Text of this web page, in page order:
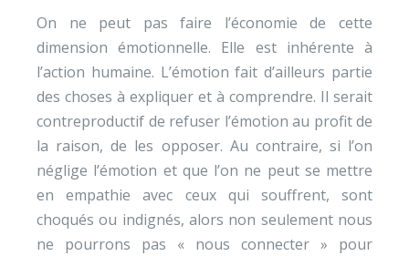
On ne peut pas faire l’économie de cette
dimension émotionnelle. Elle est inhérente à
l’action humaine. L’émotion fait d’ailleurs partie
des choses à expliquer et à comprendre. Il serait
contreproductif de refuser l’émotion au profit de
la raison, de les opposer. Au contraire, si l’on
néglige l’émotion et que l’on ne peut se mettre
en empathie avec ceux qui souffrent, sont
choqués ou indignés, alors non seulement nous
ne pourrons pas « nous connecter » pour